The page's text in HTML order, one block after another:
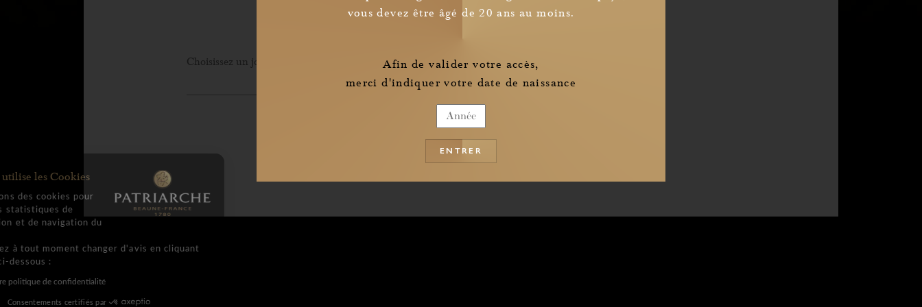
Patriarche utilise les Cookies
Nous utilisons des cookies pour
réaliser des statistiques de
fréquentation et de navigation du
Vous pourrez à tout moment changer d'avis en cliquant
sur le lien ci-dessous :
Consulter notre politique de confidentialité
Consentements certifiés par
Choisissez un jour Choisissez un horaire
Aucun créneau disponible en août 2026
Aucun créneau à venir
vous devez être âgé de 20 ans au moins.
Afin de valider votre accès,
merci d'indiquer votre date de naissance
ENTRER